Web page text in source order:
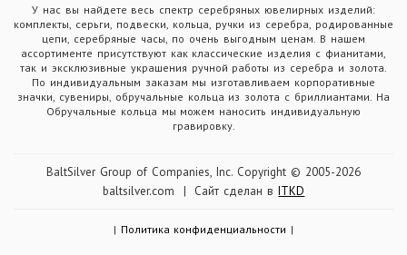
У нас вы найдете весь спектр серебряных ювелирных изделий:
комплекты, серьги, подвески, кольца, ручки из серебра, родированные
цепи, серебряные часы, по очень выгодным ценам. В нашем
ассортименте присутствуют как классические изделия с фианитами,
так и эксклюзивные украшения ручной работы из серебра и золота.
По индивидуальным заказам мы изготавливаем корпоративные
значки, сувениры, обручальные кольца из золота с бриллиантами. На
Обручальные кольца мы можем наносить индивидуальную
гравировку.
BaltSilver Group of Companies, Inc. Copyright © 2005-2026
baltsilver.com | Сайт сделан вITKD
| Политика конфиденциальности |